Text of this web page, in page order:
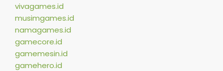
vivagames.id
musimgames.id
namagames.id
gamecore.id
gamemesin.id
gamehero.id